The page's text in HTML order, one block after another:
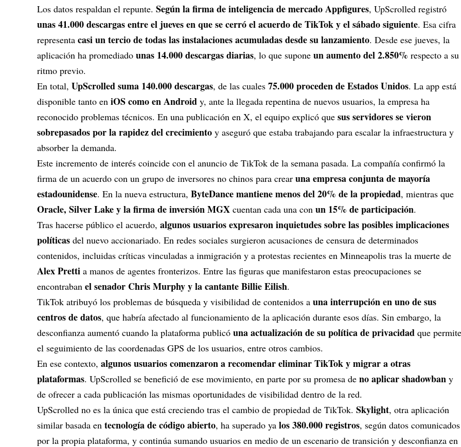
Los datos respaldan el repunte. Según la firma de inteligencia de mercado Appfigures, UpScrolled registró
unas 41.000 descargas entre el jueves en que se cerró el acuerdo de TikTok y el sábado siguiente. Esa cifra
representa casi un tercio de todas las instalaciones acumuladas desde su lanzamiento. Desde ese jueves, la
aplicación ha promediado unas 14.000 descargas diarias, lo que supone un aumento del 2.850% respecto a su
ritmo previo.
En total, UpScrolled suma 140.000 descargas, de las cuales 75.000 proceden de Estados Unidos. La app está
disponible tanto en iOS como en Android y, ante la llegada repentina de nuevos usuarios, la empresa ha
reconocido problemas técnicos. En una publicación en X, el equipo explicó que sus servidores se vieron
sobrepasados por la rapidez del crecimiento y aseguró que estaba trabajando para escalar la infraestructura y
absorber la demanda.
Este incremento de interés coincide con el anuncio de TikTok de la semana pasada. La compañía confirmó la
firma de un acuerdo con un grupo de inversores no chinos para crear una empresa conjunta de mayoría
estadounidense. En la nueva estructura, ByteDance mantiene menos del 20% de la propiedad, mientras que
Oracle, Silver Lake y la firma de inversión MGX cuentan cada una con un 15% de participación.
Tras hacerse público el acuerdo, algunos usuarios expresaron inquietudes sobre las posibles implicaciones
políticas del nuevo accionariado. En redes sociales surgieron acusaciones de censura de determinados
contenidos, incluidas críticas vinculadas a inmigración y a protestas recientes en Minneapolis tras la muerte de
Alex Pretti a manos de agentes fronterizos. Entre las figuras que manifestaron estas preocupaciones se
encontraban el senador Chris Murphy y la cantante Billie Eilish.
TikTok atribuyó los problemas de búsqueda y visibilidad de contenidos a una interrupción en uno de sus
centros de datos, que habría afectado al funcionamiento de la aplicación durante esos días. Sin embargo, la
desconfianza aumentó cuando la plataforma publicó una actualización de su política de privacidad que permite
el seguimiento de las coordenadas GPS de los usuarios, entre otros cambios.
En ese contexto, algunos usuarios comenzaron a recomendar eliminar TikTok y migrar a otras
plataformas. UpScrolled se benefició de ese movimiento, en parte por su promesa de no aplicar shadowban y
de ofrecer a cada publicación las mismas oportunidades de visibilidad dentro de la red.
UpScrolled no es la única que está creciendo tras el cambio de propiedad de TikTok. Skylight, otra aplicación
similar basada en tecnología de código abierto, ha superado ya los 380.000 registros, según datos comunicados
por la propia plataforma, y continúa sumando usuarios en medio de un escenario de transición y desconfianza en